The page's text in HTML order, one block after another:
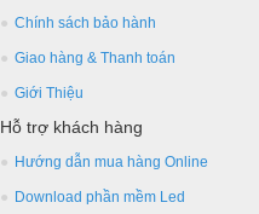
Chính sách bảo hành
Giao hàng & Thanh toán
Giới Thiệu
Hỗ trợ khách hàng
Hướng dẫn mua hàng Online
Download phần mềm Led